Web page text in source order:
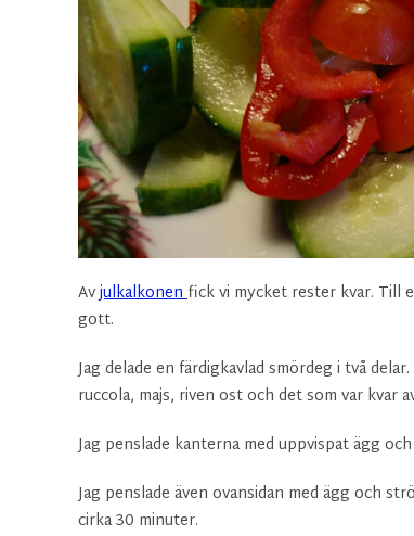
Avjulkalkonenfick vi mycket rester kvar. Till
gott.
Jag delade en färdigkavlad smördeg i två
ruccola, majs, riven ost och det som var kvar
Jag penslade kanterna med uppvispat ägg
Jag penslade även ovansidan med ägg och
cirka 30 minuter.